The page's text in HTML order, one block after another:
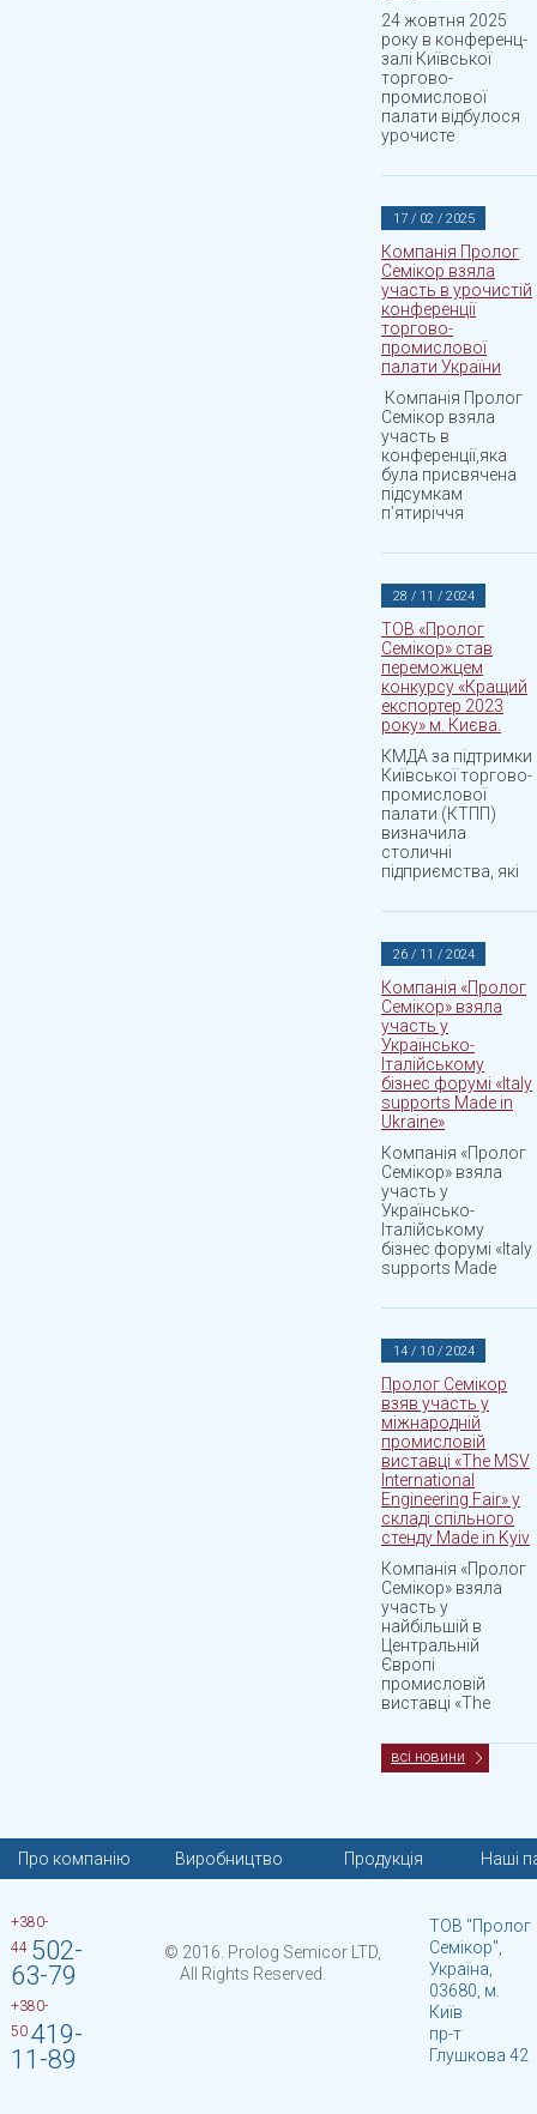
24 жовтня 2025
року в конференц-
залі Київської
торгово-
промислової
палати відбулося
урочисте
17 / 02 / 2025
Компанія Пролог
Семікор взяла
участь в урочистій
конференції
торгово-
промислової
палати України
Компанія Пролог
Семікор взяла
участь в
конференції,яка
була присвячена
підсумкам
пʼятиріччя
28 / 11 / 2024
ТОВ «Пролог
Семікор» став
переможцем
конкурсу «Кращий
експортер 2023
року» м. Києва.
КМДА за підтримки
Київської торгово-
промислової
палати (КТПП)
визначила
столичні
підприємства, які
26 / 11 / 2024
Компанія «Пролог
Семікор» взяла
участь у
Українсько-
Італійському
бізнес форумі «Italy
supports Made in
Ukraine»
Компанія «Пролог
Семікор» взяла
участь у
Українсько-
Італійському
бізнес форумі «Italy
supports Made
14 / 10 / 2024
Пролог Семікор
взяв участь у
міжнародній
промисловій
виставці «The MSV
International
Engineering Fair» у
складі спільного
стенду Made in Kyiv
Компанія «Пролог
Семікор» взяла
участь у
найбільшій в
Центральній
Європі
промисловій
виставці «The
всі новини
Про компанію Виробництво Продукція Наші
+380-
44 502-
63-79
+380-
50 419-
11-89
© 2016. Prolog Semicor LTD,
All Rights Reserved.
ТОВ "Пролог
Семікор",
Україна,
03680, м.
Київ
пр-т
Глушкова 42